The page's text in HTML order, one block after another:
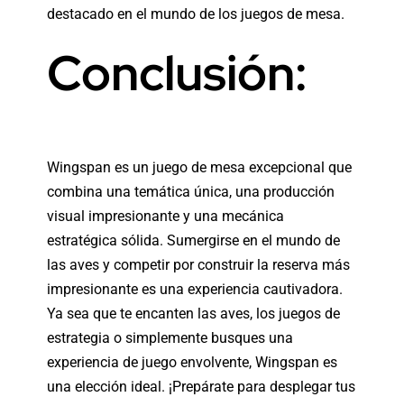
destacado en el mundo de los juegos de mesa.
Conclusión:
Wingspan es un juego de mesa excepcional que
combina una temática única, una producción
visual impresionante y una mecánica
estratégica sólida. Sumergirse en el mundo de
las aves y competir por construir la reserva más
impresionante es una experiencia cautivadora.
Ya sea que te encanten las aves, los juegos de
estrategia o simplemente busques una
experiencia de juego envolvente, Wingspan es
una elección ideal. ¡Prepárate para desplegar tus